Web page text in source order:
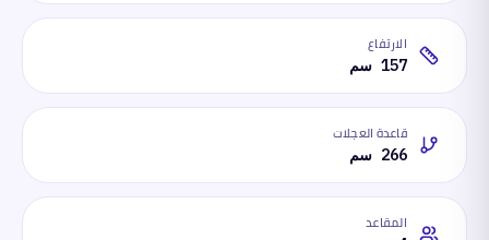
الارتفاع
157 سم
قاعدة العجلات
266 سم
المقاعد